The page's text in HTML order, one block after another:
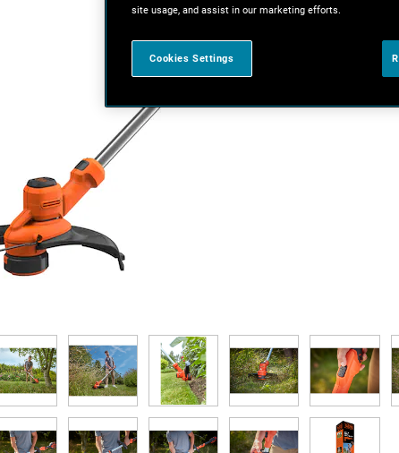
site usage, and assist in our marketing efforts.
Cookies Settings